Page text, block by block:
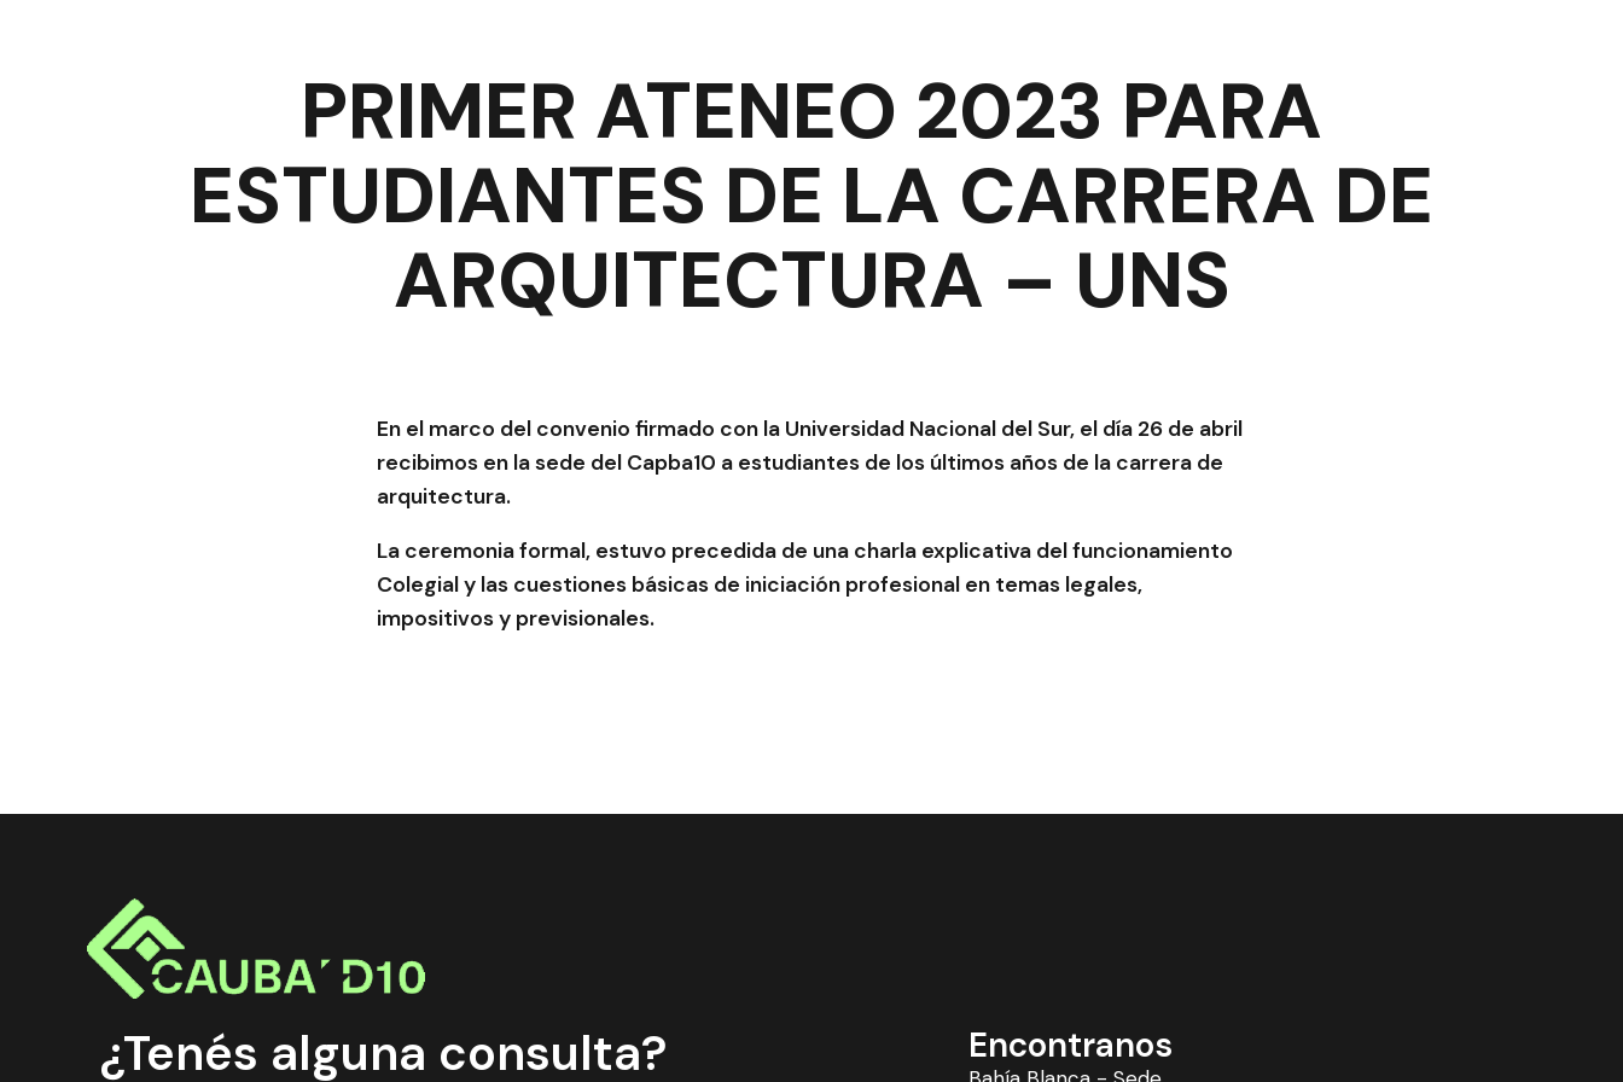
PRIMER ATENEO 2023 PARA
ESTUDIANTES DE LA CARRERA DE
ARQUITECTURA – UNS
En el marco del convenio firmado con la Universidad Nacional del Sur, el día 26 de abril
recibimos en la sede del Capba10 a estudiantes de los últimos años de la carrera de
arquitectura.
La ceremonia formal, estuvo precedida de una charla explicativa del funcionamiento
Colegial y las cuestiones básicas de iniciación profesional en temas legales,
impositivos y previsionales.
¿Tenés alguna consulta? Encontranos